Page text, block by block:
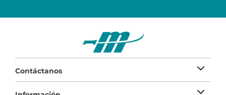
Contáctanos